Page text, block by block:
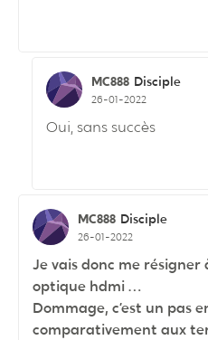
MC888 Disciple
26-01-2022
Oui, sans succès
MC888 Disciple
26-01-2022
Je vais donc me
optique hdmi …
Dommage, c’est un pas
comparativement aux